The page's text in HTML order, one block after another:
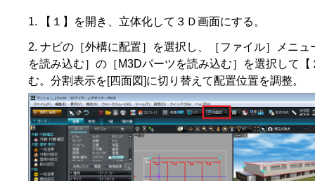
【１】を開き、立体化して３Ｄ画面にする。
ナビの［外構に配置］を選択し、［ファイル］メニュ
を読み込む］の［M3Dパーツを読み込む］を選択して【
む。分割表示を[四面図]に切り替えて配置位置を調整。